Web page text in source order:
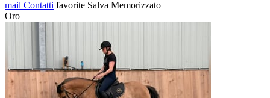
mail Contatti favorite Salva Memorizzato
Oro